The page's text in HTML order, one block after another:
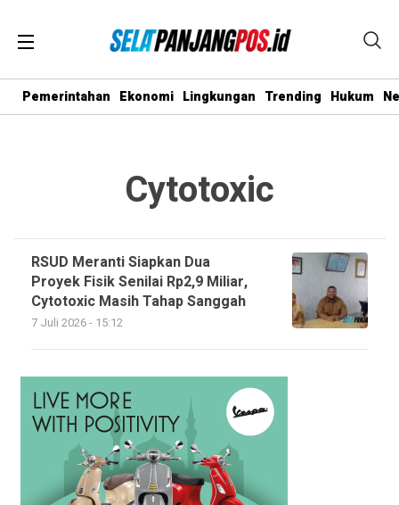
Pemerintahan Ekonomi Lingkungan Trending Hukum
Cytotoxic
RSUD Meranti Siapkan Dua
Proyek Fisik Senilai Rp2,9 Miliar,
Cytotoxic Masih Tahap Sanggah
7 Juli 2026 - 15:12